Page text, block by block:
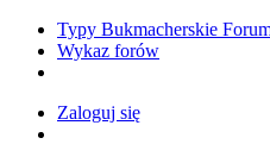
Typy Bukmacherskie
Wykaz forów
Zaloguj się